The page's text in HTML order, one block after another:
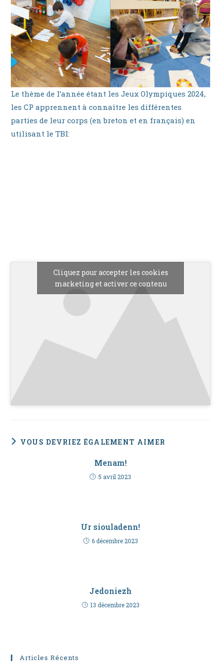
Le thème de l’année étant les Jeux Olympiques 2024,
les CP apprennent à connaître les différentes
parties de leur corps (en breton et en français) en
utilisant le TBI:
Cliquez pour accepter les cookies
marketing et activer ce contenu
VOUS DEVRIEZ ÉGALEMENT AIMER
Menam!
5 avril 2023
Ur siouladenn!
6 décembre 2023
Jedoniezh
13 décembre 2023
Articles Récents